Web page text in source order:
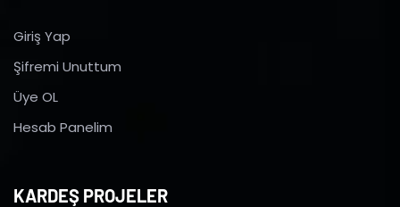
Giriş Yap
Şifremi Unuttum
Üye OL
Hesab Panelim
KARDEŞ PROJELER